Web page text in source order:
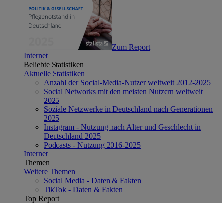
Zum Report
Internet
Beliebte Statistiken
Aktuelle Statistiken
Anzahl der Social-Media-Nutzer weltweit 2012-2025
Social Networks mit den meisten Nutzern weltweit
2025
Soziale Netzwerke in Deutschland nach Generationen
2025
Instagram - Nutzung nach Alter und Geschlecht in
Deutschland 2025
Podcasts - Nutzung 2016-2025
Internet
Themen
Weitere Themen
Social Media - Daten & Fakten
TikTok - Daten & Fakten
Top Report